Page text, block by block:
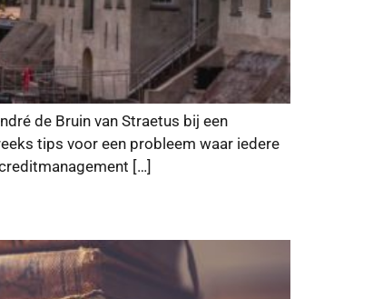
de Bruin van Straetus bij een
tips voor een probleem waar iedere
[…]